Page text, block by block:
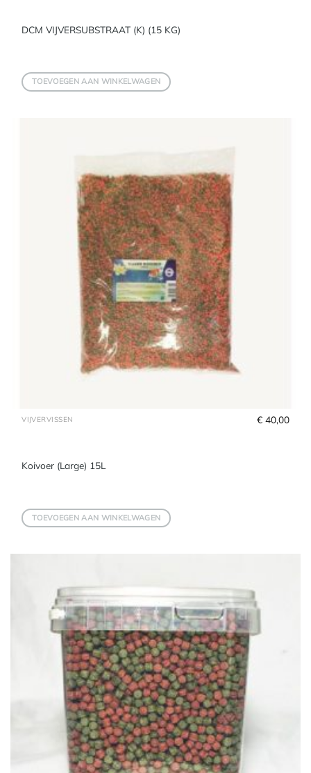
DCM VIJVERSUBSTRAAT (K) (15 KG)
TOEVOEGEN AAN WINKELWAGEN
VIJVERVISSEN
Koivoer (Large) 15L
€ 40,00
TOEVOEGEN AAN WINKELWAGEN